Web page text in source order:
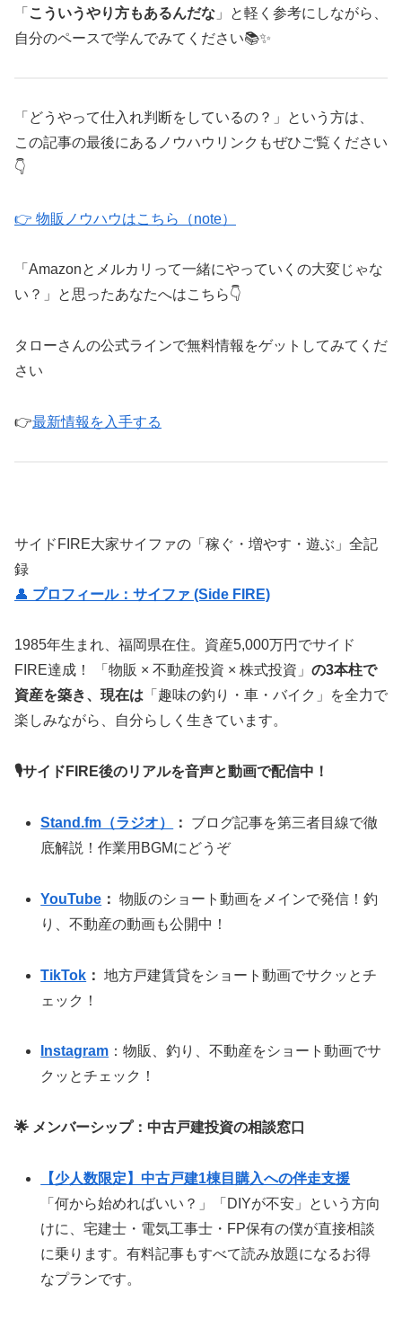
「 こういうやり方もあるんだな 」と軽く参考にしながら、
自分のペースで学んでみてください📚✨
「どうやって仕入れ判断をしているの？」という方は、
この記事の最後にあるノウハウリンクもぜひご覧ください
👇
👉 物販ノウハウはこちら（note）
「Amazonとメルカリって一緒にやっていくの大変じゃな
い？」と思ったあなたへはこちら👇
タローさんの公式ラインで無料情報をゲットしてみてくだ
さい
👉最新情報を入手する
サイドFIRE大家サイファの「稼ぐ・増やす・遊ぶ」全記
録
👤 プロフィール：サイファ (Side FIRE)
1985年生まれ、福岡県在住。資産5,000万円でサイド
FIRE達成！ 「物販 × 不動産投資 × 株式投資」 の3本柱で
資産を築き、現在は 「趣味の釣り・車・バイク」を全力で
楽しみながら、自分らしく生きています。
🎙サイドFIRE後のリアルを音声と動画で配信中！
Stand.fm（ラジオ） ：
ブログ記事を第三者目線で徹
底解説！作業用BGMにどうぞ
YouTube ： 物販のショート動画をメインで発信！釣
り、不動産の動画も公開中！
TikTok ： 地方戸建賃貸をショート動画でサクッとチ
ェック！
Instagram ：物販、釣り、不動産をショート動画でサ
クッとチェック！
🌟 メンバーシップ：中古戸建投資の相談窓口
【少人数限定】中古戸建1棟目購入への伴走支援
「何から始めればいい？」「DIYが不安」という方向
けに、宅建士・電気工事士・FP保有の僕が直接相談
に乗ります。有料記事もすべて読み放題になるお得
なプランです。